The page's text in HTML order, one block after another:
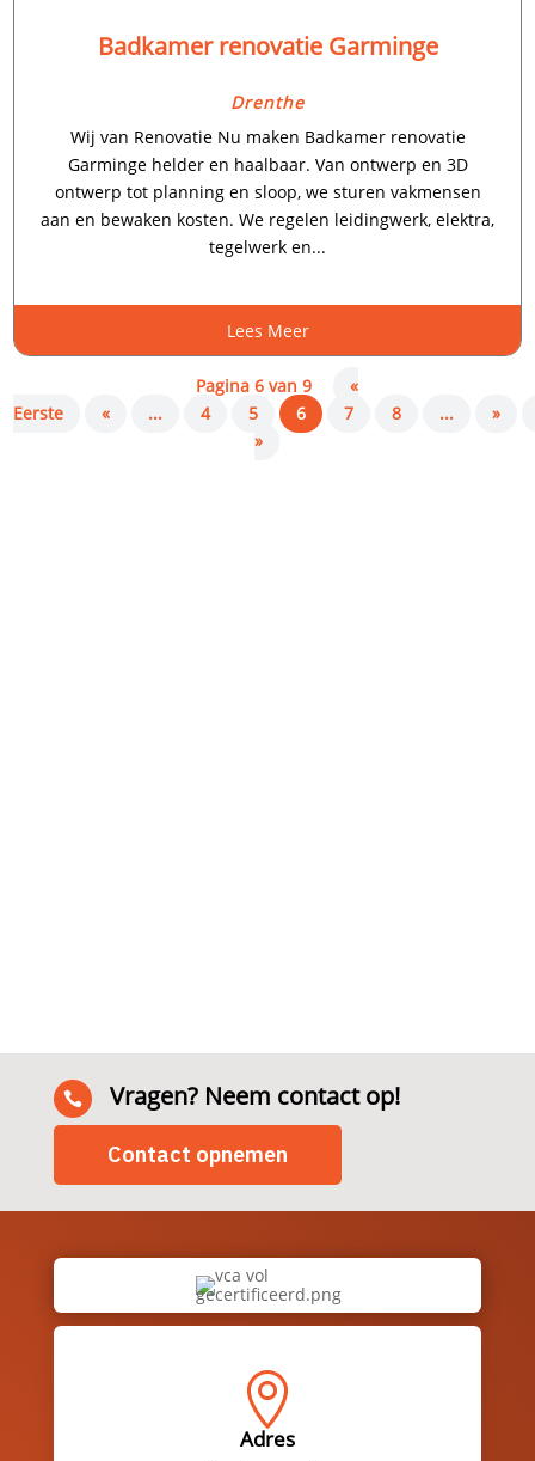
Badkamer renovatie Garminge
Drenthe
Wij van Renovatie Nu maken Badkamer renovatie
Garminge helder en haalbaar. Van ontwerp en 3D
ontwerp tot planning en sloop, we sturen vakmensen
aan en bewaken kosten. We regelen leidingwerk, elektra,
tegelwerk en...
Lees Meer
Pagina 6 van 9
«
Eerste
« ... 4 5 6 7 8 ...
»
»
 Vragen? Neem contact op!
Contact opnemen

Adres